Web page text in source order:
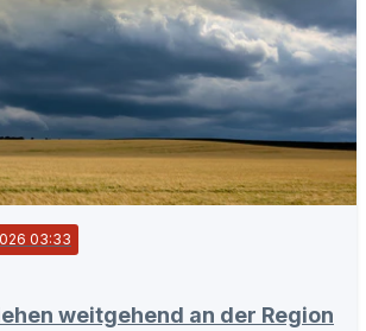
03:33
weitgehend an der Region